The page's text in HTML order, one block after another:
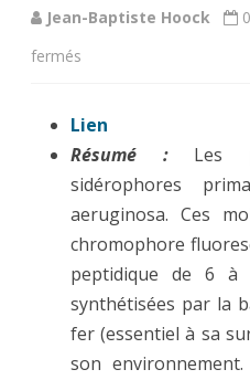
Jean-Baptiste Hoock
fermés
Cézard,
Sonnet,
B.
Bouvier,
Ironing
out
Lien
Résumé :Les
sidérophores
aeruginosa. Ces
chromophore
peptidique de 6 à
synthétisées par la
fer (essentiel à sa
son